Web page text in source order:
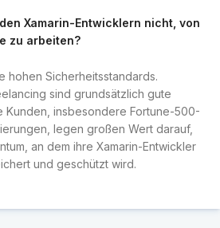
Xamarin-Entwicklern nicht, von
zu arbeiten?
hohen Sicherheitsstandards.
sind grundsätzlich gute
Kunden, insbesondere Fortune-500-
legen großen Wert darauf,
an dem ihre Xamarin-Entwickler
und geschützt wird.